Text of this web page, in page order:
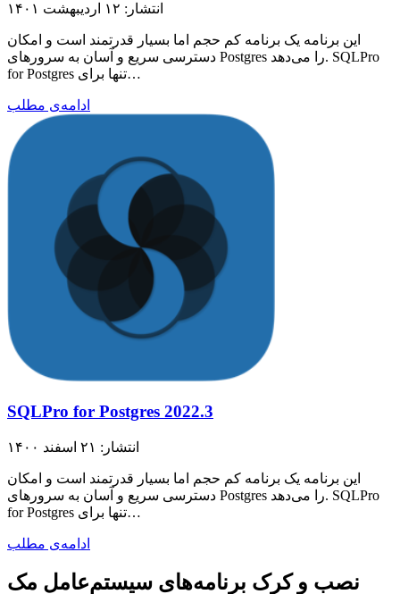
انتشار: ۱۲ اردیبهشت ۱۴۰۱
این برنامه یک برنامه کم حجم اما بسیار قدرتمند است و امکان
دسترسی سریع و آسان به سرورهای Postgres را می‌دهد. SQLPro
for Postgres تنها برای…
ادامه‌ی مطلب
SQLPro for Postgres 2022.3
انتشار: ۲۱ اسفند ۱۴۰۰
این برنامه یک برنامه کم حجم اما بسیار قدرتمند است و امکان
دسترسی سریع و آسان به سرورهای Postgres را می‌دهد. SQLPro
for Postgres تنها برای…
ادامه‌ی مطلب
نصب و کرک برنامه‌های سیستم‌عامل مک